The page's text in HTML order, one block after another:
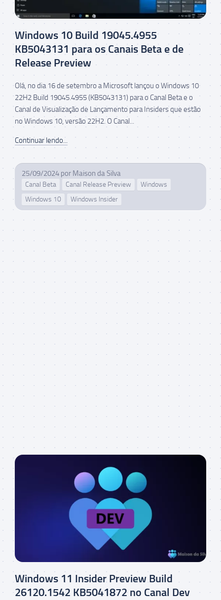
Windows 10 Build 19045.4955
KB5043131 para os Canais Beta e de
Release Preview
Olá, no dia 16 de setembro a Microsoft lançou o Windows 10
22H2 Build 19045.4955 (KB5043131) para o Canal Beta e o
Canal de Visualização de Lançamento para Insiders que estão
no Windows 10, versão 22H2. O Canal...
Continuar lendo...
25/09/2024 por Maison da Silva
Canal Beta Canal Release Preview
Windows
Windows 10
Windows Insider
Windows 11 Insider Preview Build
26120.1542 KB5041872 no Canal Dev